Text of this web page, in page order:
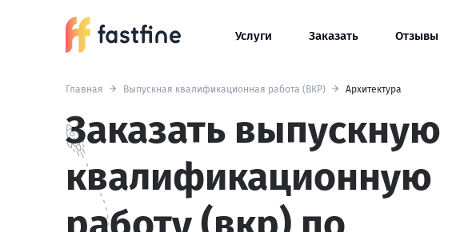
Услуги Заказать Отзывы
Главная Выпускная квалификационная работа (ВКР) Архитектура
Заказать выпускную
квалификационную